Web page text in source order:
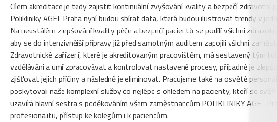
Cílem akreditace je tedy zajistit kontinuální zvyšování kvality a bezpečí zdravotní
Polikliniky AGEL Praha nyní budou sbírat data, která budou ilustrovat trendy v
Na neustálém zlepšování kvality péče a bezpečí pacientů se podílí všichni
aby se do intenzivnější přípravy již před samotným auditem zapojili všichni
Zdravotnické zařízení, které je akreditovaným pracovištěm, má sestavený tým
vzděláváni a umí zpracovávat a kontrolovat nastavené procesy, případně je
zjišťovat jejich příčiny a následně je eliminovat. Pracujeme také na osvětě
poskytovali naše komplexní služby co nejlépe s ohledem na pacienty, kteří se svěří
uzavírá hlavní sestra s poděkováním všem zaměstnancům POLIKLINIKY AGEL
profesionalitu, přístup ke kolegům i k pacientům.